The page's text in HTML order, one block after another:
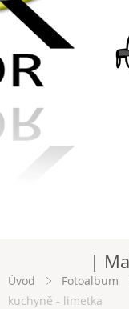
|
Úvod Fotoalbum
kuchyně - limetka